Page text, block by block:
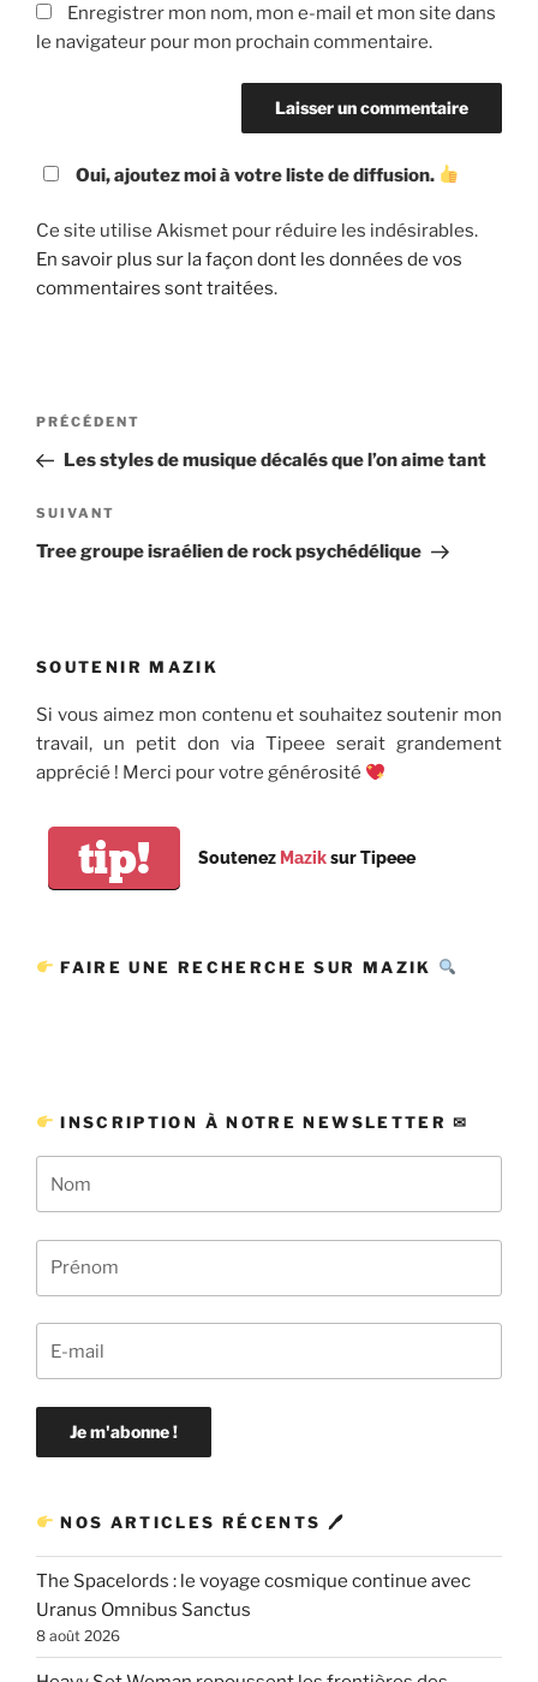
Enregistrer mon nom, mon e-mail et mon site dans
le navigateur pour mon prochain commentaire.
Oui, ajoutez moi à votre liste de diffusion.
Ce site utilise Akismet pour réduire les indésirables.
En savoir plus sur la façon dont les données de vos
commentaires sont traitées.
Navigation
l’article
Article
précédent
PRÉCÉDENT
Les styles de musique décalés que l’on aime tant
Article
suivant
SUIVANT
Tree groupe israélien de rock psychédélique
SOUTENIR MAZIK
Si vous aimez mon contenu et souhaitez soutenir mon
travail, un petit don via Tipeee serait grandement
apprécié ! Merci pour votre générosité
tip! Soutenez Maziksur Tipeee
FAIRE UNE RECHERCHE SUR MAZIK
INSCRIPTION À NOTRE NEWSLETTER ✉
NOS ARTICLES RÉCENTS 🖊
The Spacelords : le voyage cosmique continue avec
Uranus Omnibus Sanctus
8 août 2026